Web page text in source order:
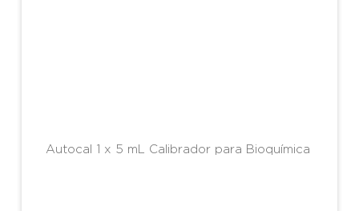
Autocal 1 x 5 mL Calibrador para Bioquímica